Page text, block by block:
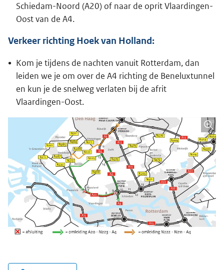
Schiedam-Noord (A20) of naar de oprit Vlaardingen-
Oost van de A4.
Verkeer richting Hoek van Holland:
Kom je tijdens de nachten vanuit Rotterdam, dan
leiden we je om over de A4 richting de Beneluxtunnel
en kun je de snelweg verlaten bij de afrit
Vlaardingen-Oost.